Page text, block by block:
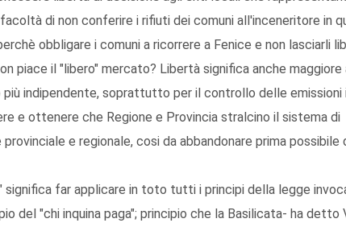
di non conferire i rifiuti dei comuni all'inceneritore in
obbligare i comuni a ricorrere a Fenice e non lasciarli
piace il "libero" mercato? Libertà significa anche maggiore
indipendente, soprattutto per il controllo delle emissioni
e ottenere che Regione e Provincia stralcino il sistema di
e regionale, cosi da abbandonare prima possibile
far applicare in toto tutti i principi della legge
del "chi inquina paga"; principio che la Basilicata- ha detto